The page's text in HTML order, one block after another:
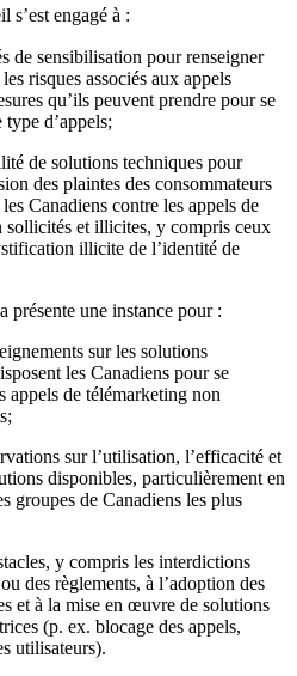
s’est engagé à :
de sensibilisation pour renseigner
risques associés aux appels
qu’ils peuvent prendre pour se
d’appels;
de solutions techniques pour
des plaintes des consommateurs
Canadiens contre les appels de
sollicités et illicites, y compris ceux
illicite de l’identité de
présente une instance pour :
sur les solutions
les Canadiens pour se
appels de télémarketing non
sur l’utilisation, l’efficacité et
disponibles, particulièrement en
groupes de Canadiens les plus
y compris les interdictions
des règlements, à l’adoption des
et à la mise en œuvre de solutions
(p. ex. blocage des appels,
utilisateurs).